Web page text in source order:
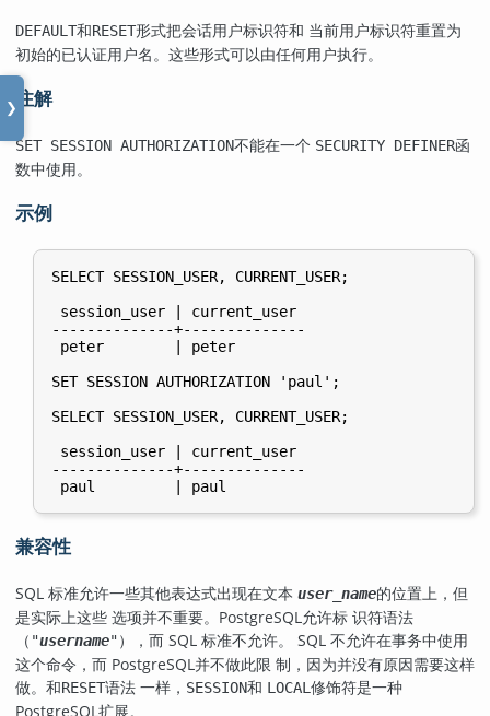
❯
DEFAULT和RESET形式把会话用户标识符和 当前用户标识符重置为
初始的已认证用户名。这些形式可以由任何用户执行。
注解
SET SESSION AUTHORIZATION不能在一个 SECURITY DEFINER函
数中使用。
示例
SELECT SESSION_USER, CURRENT_USER;
session_user | current_user
--------------+--------------
peter        | peter
SET SESSION AUTHORIZATION 'paul';
SELECT SESSION_USER, CURRENT_USER;
session_user | current_user
--------------+--------------
兼容性
SQL 标准允许一些其他表达式出现在文本 user_name的位置上，但
是实际上这些 选项并不重要。 PostgreSQL允许标 识符语法
（ "username"），而 SQL 标准不允许。 SQL 不允许在事务中使用
这个命令，而 PostgreSQL并不做此限 制，因为并没有原因需要这样
做。和RESET语法 一样， SESSION和 LOCAL 修饰符是一种
PostgreSQL 扩展。